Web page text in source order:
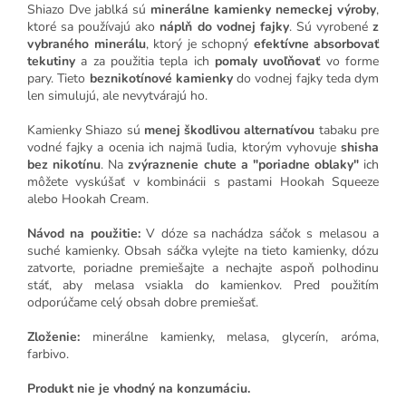
Shiazo Dve jablká sú minerálne kamienky nemeckej výroby,
ktoré sa používajú ako náplň do vodnej fajky. Sú vyrobenéz
vybraného minerálu, ktorý je schopný efektívne absorbovať
tekutiny a za použitia tepla ich pomaly uvoľňovaťvo forme
pary. Tieto beznikotínové kamienky do vodnej fajky teda dym
len simulujú, ale nevytvárajú ho.
Kamienky Shiazo sú menej škodlivou alternatívou tabaku pre
vodné fajky a ocenia ich najmä ľudia, ktorým vyhovuje shisha
bez nikotínu. Nazvýraznenie chute a "poriadne oblaky"ich
môžete vyskúšať v kombinácii s pastami Hookah Squeeze
alebo Hookah Cream.
Návod na použitie:V dóze sa nachádza sáčok s melasou a
suché kamienky. Obsah sáčka vylejte na tieto kamienky, dózu
zatvorte, poriadne premiešajte a nechajte aspoň polhodinu
stáť, aby melasa vsiakla do kamienkov. Pred použitím
odporúčame celý obsah dobre premiešať.
Zloženie: minerálne kamienky, melasa, glycerín, aróma,
farbivo.
Produkt nie je vhodný na konzumáciu.